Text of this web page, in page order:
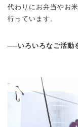
代わりにお弁当やお
行っています。
──いろいろなご活動